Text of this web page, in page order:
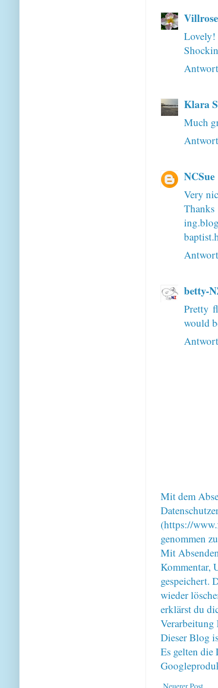
Villrose
Lovely!
Klara S
Much
NCSue
Very
betty-
Pretty
would
Mit dem
(https://
genommen
Mit
Kommentar,
gespeichert.
wieder
erklärst du
Verarbeitung
Dieser Blog
Es gelten
Neuerer Post